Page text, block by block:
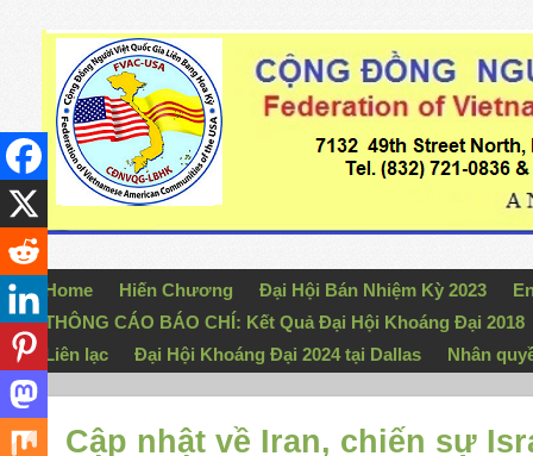
Home Hiến Chương Đại Hội Bán Nhiệm Kỳ 2023
THÔNG CÁO BÁO CHÍ: Kết Quả Đại Hội Khoáng Đại 2018
Liên lạc
Đại Hội Khoáng Đại 2024 tại Dallas Nhân
Cập nhật về Iran, chiến sự